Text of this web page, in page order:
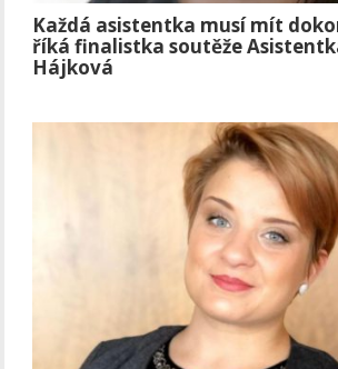
Každá asistentka musí mít
říká finalistka soutěže
Hájková